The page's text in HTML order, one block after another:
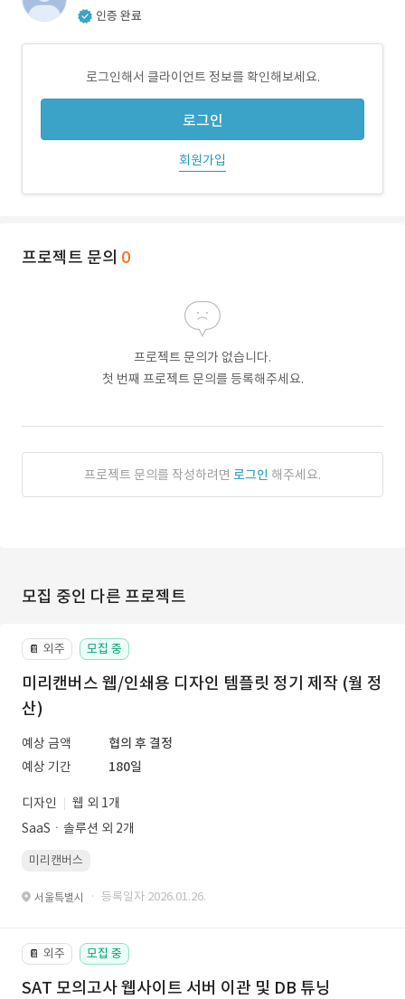
인증 완료
로그인해서 클라이언트 정보를 확인해보세요.
로그인
회원가입
프로젝트 문의 0
프로젝트 문의가 없습니다.
첫 번째 프로젝트 문의를 등록해주세요.
프로젝트 문의를 작성하려면 로그인 해주세요.
모집 중인 다른 프로젝트
📔 외주 모집 중
미리캔버스 웹/인쇄용 디자인 템플릿 정기 제작 (월 정
산)
예상 금액
협의 후 결정
예상 기간
180일
디자인
웹 외 1개
SaaSㆍ솔루션 외 2개
미리캔버스
서울특별시 · 등록일자 2026.01.26.
📔 외주 모집 중
SAT 모의고사 웹사이트 서버 이관 및 DB 튜닝